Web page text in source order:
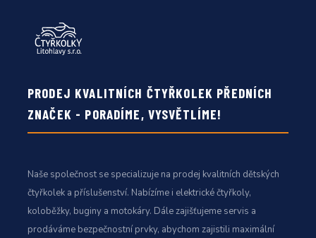
PRODEJ KVALITNÍCH ČTYŘKOLEK PŘEDNÍCH
ZNAČEK - PORADÍME, VYSVĚTLÍME!
Naše společnost se specializuje na prodej kvalitních dětských
čtyřkolek a příslušenství. Nabízíme i elektrické čtyřkoly,
koloběžky, buginy a motokáry. Dále zajišťujeme servis a
prodáváme bezpečnostní prvky, abychom zajistili maximální